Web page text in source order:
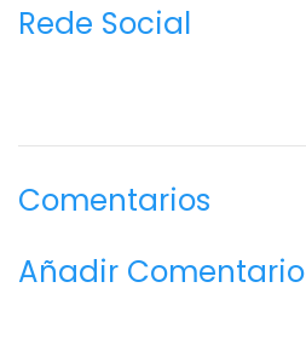
Rede Social
Comentarios
Añadir Comentario